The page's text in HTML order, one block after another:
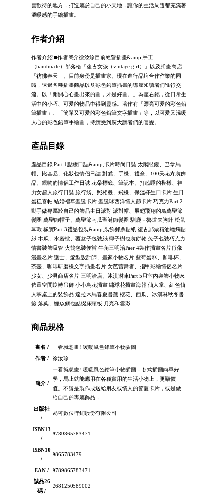
喜歡待的地方，打造屬於自己的小天地，讓你的生活周遭都充滿著
溫暖感的手繪插畫。
作者介紹
作者介紹 ■作者簡介徐汝珍目前經營插畫&amp;手工
（handmade）部落格「復古女孩（vintage girl）」以及插畫商店
「彷彿春天」。目前身份是插畫家。現在進行品牌合作作業的同
時，透過各種插畫商品以及彩色鉛筆插畫的講座和讀者們進行交
流。以「開開心心畫出來的圖，才是好圖。」為座右銘，從日常生
活中的小巧、可愛的物品中得到靈感。著作有「漂亮可愛的彩色鉛
筆插畫」、「簡單又可愛的彩色鉛筆文字插畫」等，以可愛又溫暖
人心的彩色鉛筆手繪圖，持續受到廣大讀者們的喜愛。
產品目錄
產品目錄 Part 1點綴日誌&amp;卡片時尚日誌 太陽眼鏡、巴拿馬
帽、比基尼、化妝包情侶日誌 對戒、手機、禮盒、100天花卉裝飾
品、親吻的情侶工作日誌 花朵標籤、筆記本、打瞌睡的模樣、神
力女超人旅行日誌 旅行袋、照相機、飛機、保溫杯生日卡片 生日
蛋糕喜帖 結婚禮車聖誕卡片 聖誕球西洋情人節卡片 巧克力Part 2
動手做專屬於自己的飾品生日派對 派對帽、展翅飛翔的鳥萬聖節
髮圈 萬聖節帽子、萬聖節南瓜聖誕節髮圈 馴鹿－魯道夫胸針 松鼠
耳環 橡實Part 3禮品包裝&amp;裝飾郵票貼紙 復古郵票精油蠟燭貼
紙 木瓜、水蜜桃、覆盆子包裝紙 椰子樹包裝餅乾 兔子包裝巧克力
情書裝飾吸管 火鶴包裝便當 牛角三明治Paer 4製作插畫名片肖像
漫畫名片 護士、髮型設計師、畫家小物名片 藍莓蛋糕、咖啡杯、
茶壺、咖啡研磨機文字插畫名片 女芭蕾舞者、指甲彩繪情侶名片
少女、少男商店名片 三明治店、冰淇淋車Part 5用室內裝飾小物來
佈置空間旋轉吊飾 小小鳥花插畫 繡球花插畫海報 仙人掌、紅色仙
人掌桌上的裝飾品 達拉木馬春夏書籤 櫻花、西瓜、冰淇淋秋冬書
籤 落葉、鯉魚麵包點綴床頭板 月亮和雲彩
商品規格
書名 /
一看就想畫! 暖暖風色鉛筆小物插圖
作者 /
徐汝珍
簡介 /
一看就想畫! 暖暖風色鉛筆小物插圖：各式插圖簡單好
學，馬上就能應用在各種實用的生活小物上，更顯價
值。不論是製作成送給朋友或情人的節慶卡片，或是做
給自己的專屬飾品，
出版社
/
易可數位行銷股份有限公司
ISBN13
/
9789865783471
ISBN10
/
9865783479
EAN /
9789865783471
誠品26
碼 /
2681250589002